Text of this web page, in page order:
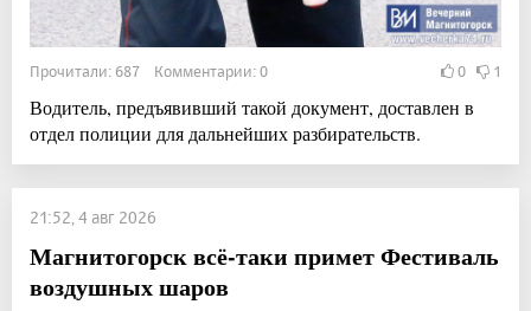
Прочитали: 687 Комментарии: 0 0 1
Водитель, предъявивший такой документ, доставлен в
отдел полиции для дальнейших разбирательств.
21:52, 4 авг 2026
Магнитогорск всё-таки примет Фестиваль
воздушных шаров